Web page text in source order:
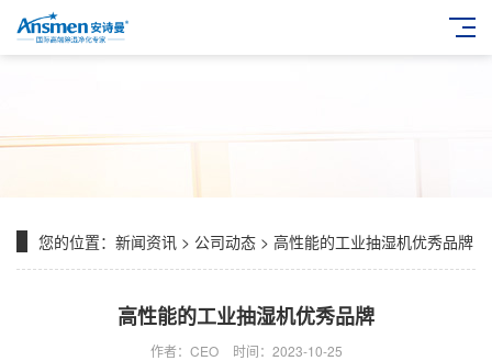
您的位置： 新闻资讯 > 公司动态 > 高性能的工业抽湿机优秀品牌
高性能的工业抽湿机优秀品牌
作者：CEO 时间：2023-10-25